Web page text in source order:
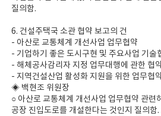
질의함.
6. 건설주택국 소관 협약 보고의 건
- 아산로 교통체계 개선사업 업무협약
- 기업하기 좋은 도시구현 및 주요사업 기술
- 해체공사감리자 지정 업무대행에 관한 협
- 지역건설산업 활성화 지원을 위한 업무협
◈ 백현조 위원장
○ 아산로 교통체계 개선사업 업무협약 관련
공장 진입도로를 개설한다는 것인지 질의함